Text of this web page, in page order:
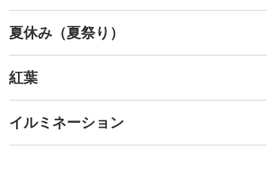
夏休み（夏祭り）
紅葉
イルミネーション